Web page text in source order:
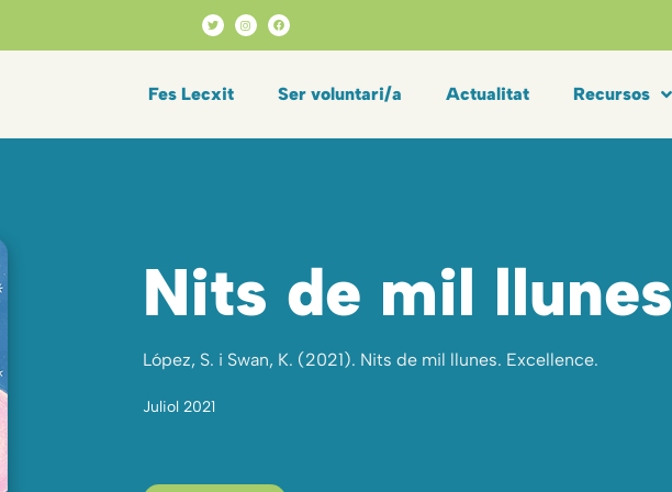
Fes Lecxit Ser voluntari/a Actualitat Recursos
Nits de mil llunes
López, S. i Swan, K. (2021). Nits de mil llunes. Excellence.
Juliol 2021